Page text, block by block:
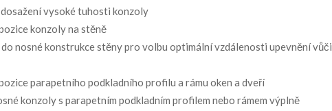
vysoké tuhosti konzoly
konzoly na stěně
nosné konstrukce stěny pro volbu optimální vzdálenosti upevnění vůči
parapetního podkladního profilu a rámu oken a dveří
konzoly s parapetním podkladním profilem nebo rámem výplně